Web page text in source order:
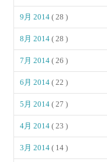
9月 2014( 28 )
8月 2014( 28 )
7月 2014( 26 )
6月 2014( 22 )
5月 2014( 27 )
4月 2014( 23 )
3月 2014( 14 )